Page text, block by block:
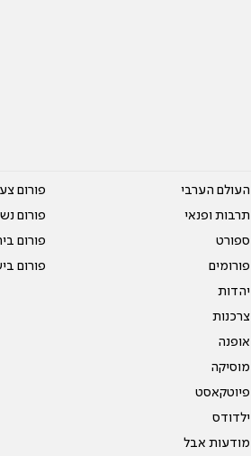
העולם הערבי
תרבות ופנאי
ספורט
פורומים
יהדות
צרכנות
אופנה
מוסיקה
פיוטקאסט
ילדודס
מודעות אבל
פורום
פורום
פורום
פורום